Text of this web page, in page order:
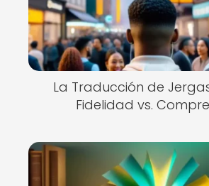
La Traducción de
Fidelidad vs.